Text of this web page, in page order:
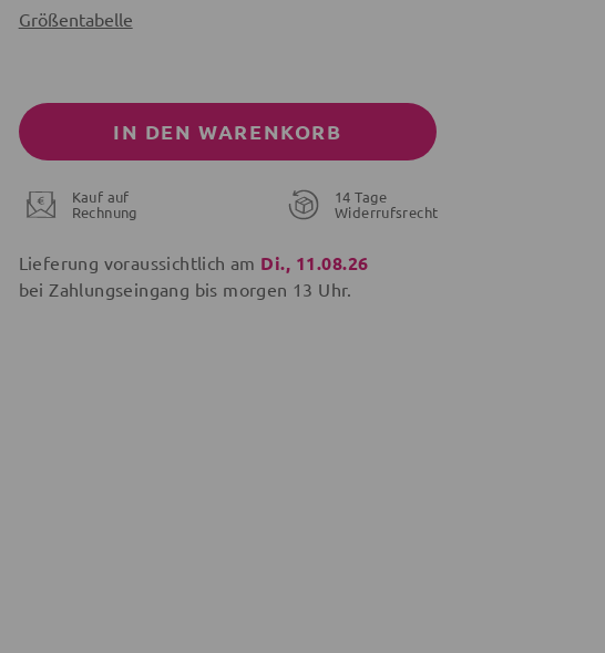
Größentabelle
IN DEN WARENKORB
Kauf auf
Rechnung
14 Tage
Widerrufsrecht
Lieferung voraussichtlich am Di., 11.08.26
bei Zahlungseingang bis morgen 13 Uhr.